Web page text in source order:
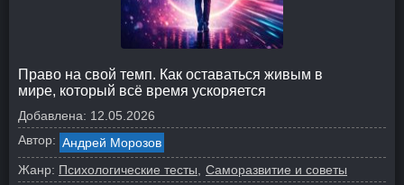
Право на свой темп. Как оставаться живым в
мире, который всё время ускоряется
Добавлена: 12.05.2026
Автор: Андрей Морозов
Жанр: Психологические тесты
Саморазвитие и советы